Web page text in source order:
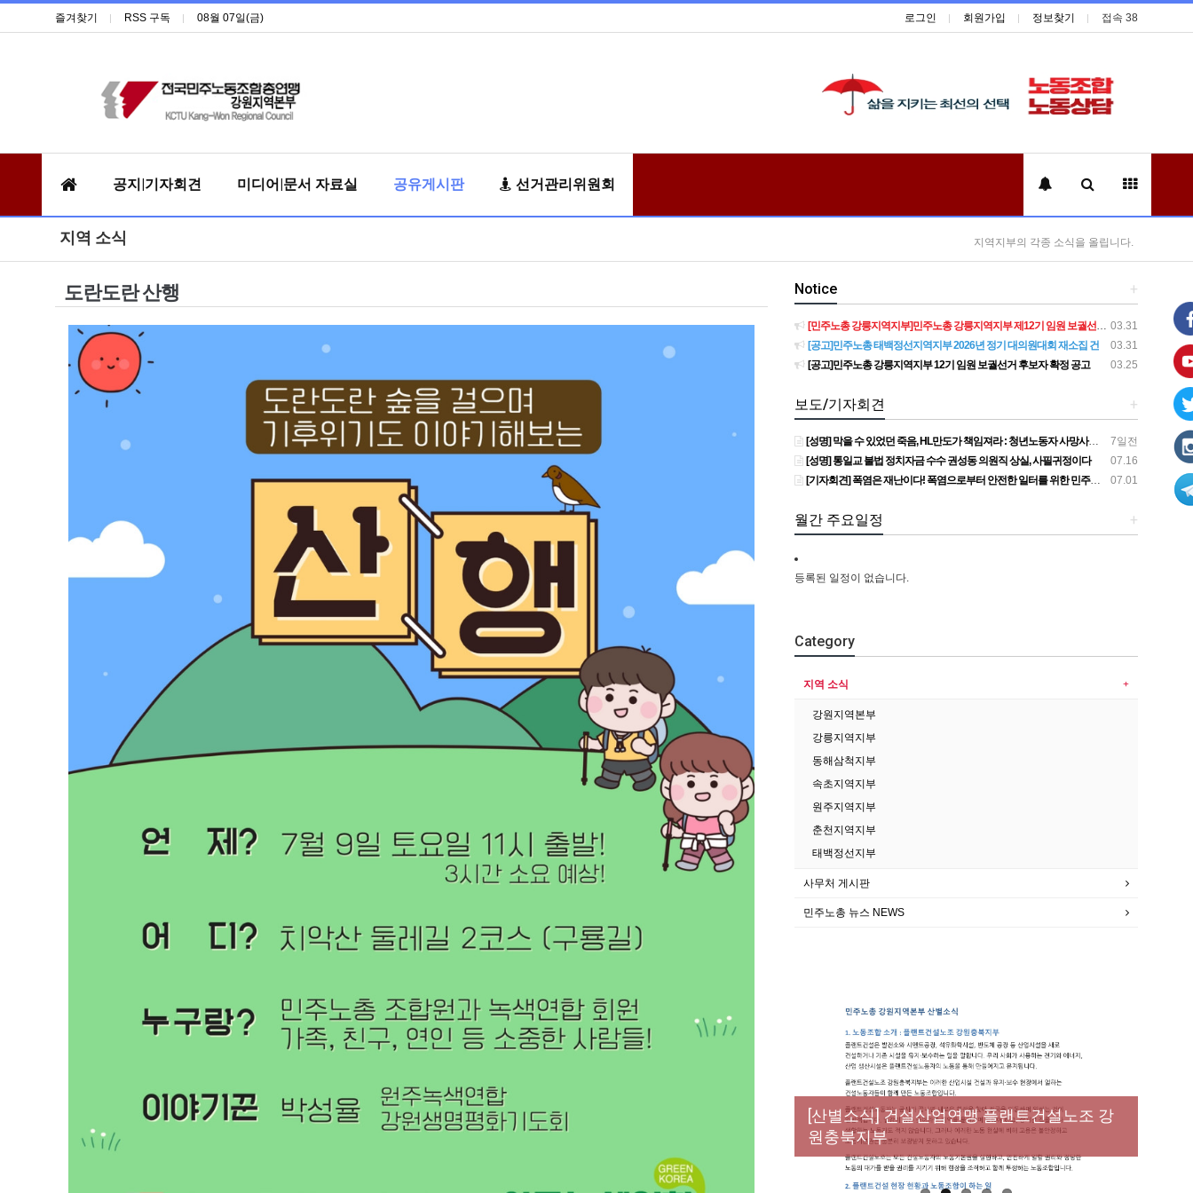
즐겨찾기 RSS 구독 08월 07일(금) 로그인 회원가입 정보찾기 접속 38
공지|기자회견 미디어|문서 자료실 공유게시판 선거관리위원회
지역 소식 지역지부의 각종 소식을 올립니다.
도란도란 산행 +
Notice
03.31
[민주노총 강릉지역지부]민주노총 강릉지역지부 제12기 임원 보궐선거결과 공고
03.31
[공고]민주노총 태백정선지역지부 2026년 정기 대의원대회 재소집 건
03.25
[공고]민주노총 강릉지역지부 12기 임원 보궐선거 후보자 확정 공고
+
보도/기자회견
7일전
[성명] 막을 수 있었던 죽음, HL만도가 책임져라 : 청년노동자 사망사고의 철저한 진상규명과 재발방지 대책 마련하라
07.16
[성명] 통일교 불법 정치자금 수수 권성동 의원직 상실, 사필귀정이다
07.01
[기자회견] 폭염은 재난이다! 폭염으로부터 안전한 일터를 위한 민주노총 강원지역본부 폭염감시단 선포 기자회견
+
월간 주요일정
등록된 일정이 없습니다.
Category
지역 소식
강원지역본부
강릉지역지부
동해삼척지부
속초지역지부
원주지역지부
춘천지역지부
태백정선지부
사무처 게시판
민주노총 뉴스 NEWS
[성명] 막을 수 있었던 죽음, HL만도가 책임져
라 : 청년노동자 사망사고의 철저한 진상규명
과 재발방지 대책 마련하라
[산별소식] 건설산업연맹 플랜트건설노조 강
원충북지부
[강릉,속초,원주,춘천] 폭염감시단 사업 이모저
모
[조합원☆인터뷰] 서비스연맹 전국학교비정
규직노동조합 강원지부 김유미 춘천지회장
[본부소식] 강원지역 노동자 합창단 모임